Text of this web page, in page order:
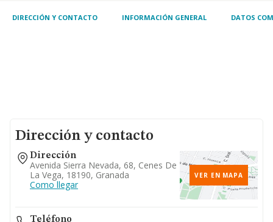
DIRECCIÓN Y CONTACTO INFORMACIÓN GENERAL DATOS
Dirección y contacto
Dirección
Avenida Sierra Nevada, 68, Cenes De
La Vega, 18190, Granada
Como llegar
VER EN MAPA
Teléfono